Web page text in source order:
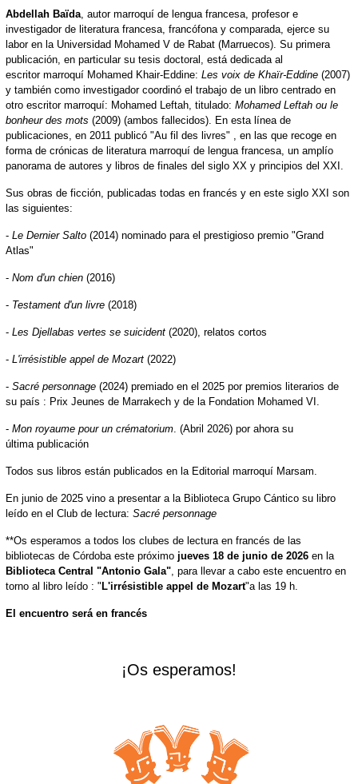
Abdellah Baïda, autor marroquí de lengua francesa, profesor e
investigador de literatura francesa, francófona y comparada, ejerce su
labor en la Universidad Mohamed V de Rabat (Marruecos). Su primera
publicación, en particular su tesis doctoral, está dedicada al
escritor marroquí Mohamed Khair-Eddine: Les voix de Khaïr-Eddine(2007)
y también como investigador coordinó el trabajo de un libro centrado en
otro escritor marroquí: Mohamed Leftah, titulado: Mohamed Leftah ou le
bonheur des mots (2009) (ambos fallecidos). En esta línea de
publicaciones, en 2011 publicó "Au fil des livres" , en las que recoge en
forma de crónicas de literatura marroquí de lengua francesa, un amplío
panorama de autores y libros de finales del siglo XX y principios del XXI.
Sus obras de ficción, publicadas todas en francés y en este siglo XXI son
las siguientes:
- Le Dernier Salto(2014) nominado para el prestigioso premio "Grand
Atlas"
- Nom d'un chien(2016)
- Testament d'un livre(2018)
- Les Djellabas vertes se suicident(2020), relatos cortos
- L'irrésistible appel de Mozart(2022)
- Sacré personnage(2024) premiado en el 2025 por premios literarios de
su país : Prix Jeunes de Marrakech y de la Fondation Mohamed VI.
- Mon royaume pour un crématorium. (Abril 2026) por ahora su
última publicación
Todos sus libros están publicados en la Editorial marroquí Marsam.
En junio de 2025 vino a presentar a la Biblioteca Grupo Cántico su libro
leído en el Club de lectura: Sacré personnage
**Os esperamos a todos los clubes de lectura en francés de las
bibliotecas de Córdoba este próximojueves 18 de junio de 2026en la
Biblioteca Central "Antonio Gala", para llevar a cabo este encuentro en
torno al libro leído : " L'irrésistible appel de Mozart"a las 19 h.
El encuentro será en francés
¡Os esperamos!